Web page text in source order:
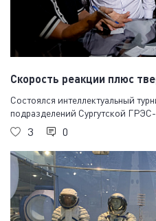
Скорость реакции плюс
Состоялся интеллектуальный
подразделений Сургутской ГРЭС-
3 0